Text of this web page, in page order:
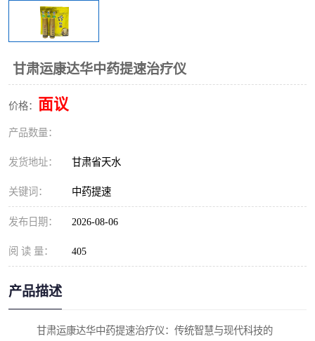
甘肃运康达华中药提速治疗仪
价格： 面议
产品数量：
发货地址： 甘肃省天水
关键词： 中药提速
发布日期： 2026-08-06
阅 读 量： 405
产品描述
甘肃运康达华中药提速治疗仪：传统智慧与现代科技的